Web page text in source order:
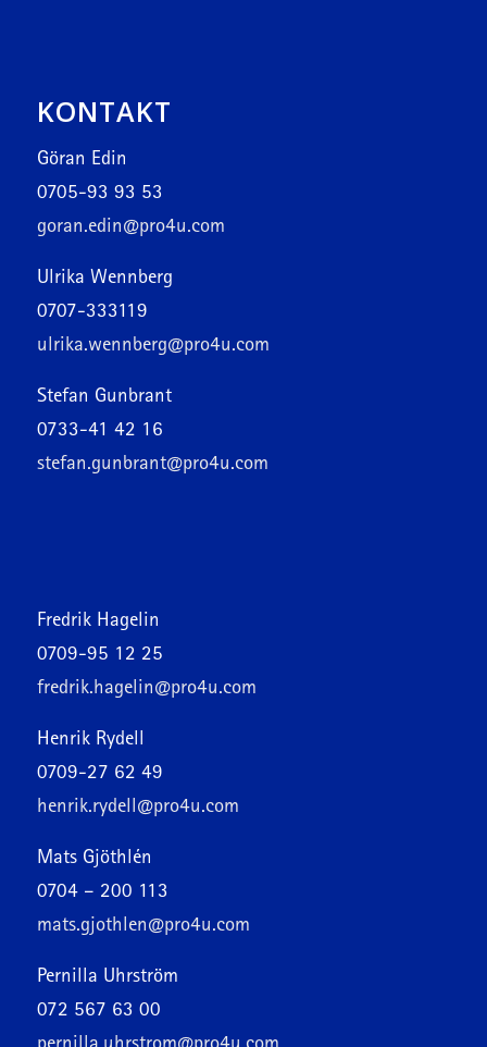
KONTAKT
Göran Edin
0705-93 93 53
goran.edin@pro4u.com
Ulrika Wennberg
0707-333119
ulrika.wennberg@pro4u.com
Stefan Gunbrant
0733-41 42 16
stefan.gunbrant@pro4u.com
Fredrik Hagelin
0709-95 12 25
fredrik.hagelin@pro4u.com
Henrik Rydell
0709-27 62 49
henrik.rydell@pro4u.com
Mats Gjöthlén
0704 – 200 113
mats.gjothlen@pro4u.com
Pernilla Uhrström
072 567 63 00